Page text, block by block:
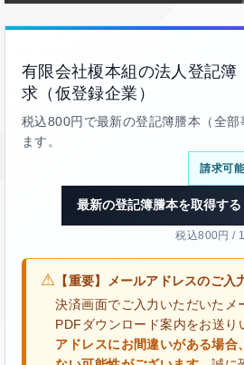
有限会社榎本組の法人登記簿
求（仮登録企業）
税込800円で最新の登記簿謄本（全部
ます。
請求可能
最新の登記簿謄本を取得する
税込800円 /
⚠ 【重要】メールアドレスのご入
決済画面でご入力いただいたメ
PDFダウンロード案内をお送り
アドレスにお間違いがある場合